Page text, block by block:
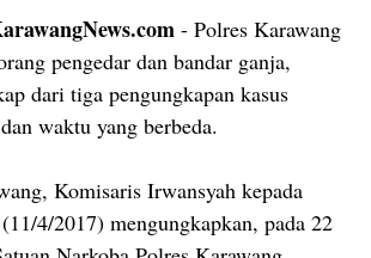
- Polres Karawang
pengedar dan bandar ganja,
dari tiga pengungkapan kasus
waktu yang berbeda.
Komisaris Irwansyah kepada
4/2017) mengungkapkan, pada 22